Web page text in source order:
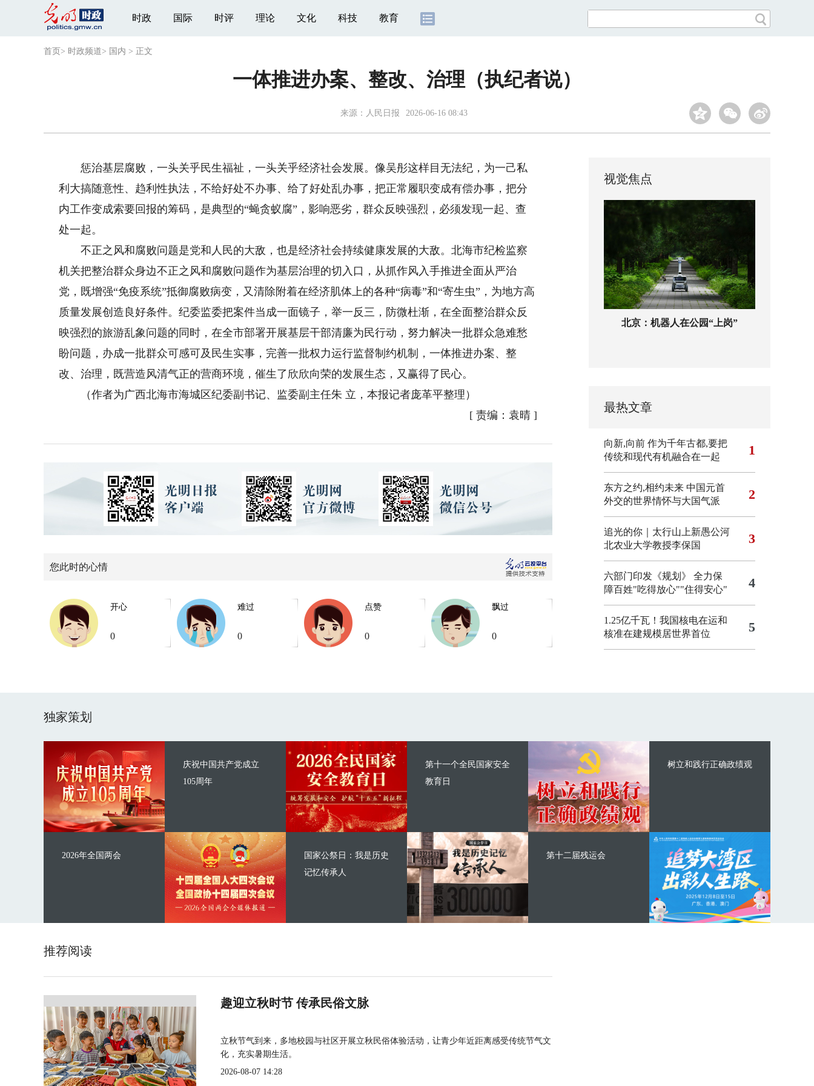
时政 国际 时评 理论 文化 科技 教育
首页 > 时政频道> 国内 > 正文
一体推进办案、整改、治理（执纪者说）
来源： 人民日报 2026-06-16 08:43
惩治基层腐败，一头关乎民生福祉，一头关乎经济社会发展。像吴彤这样目无法纪，为一己私
利大搞随意性、趋利性执法，不给好处不办事、给了好处乱办事，把正常履职变成有偿办事，把分
内工作变成索要回报的筹码，是典型的“蝇贪蚁腐”，影响恶劣，群众反映强烈，必须发现一起、查
处一起。
不正之风和腐败问题是党和人民的大敌，也是经济社会持续健康发展的大敌。北海市纪检监察
机关把整治群众身边不正之风和腐败问题作为基层治理的切入口，从抓作风入手推进全面从严治
党，既增强“免疫系统”抵御腐败病变，又清除附着在经济肌体上的各种“病毒”和“寄生虫”，为地方高
质量发展创造良好条件。纪委监委把案件当成一面镜子，举一反三，防微杜渐，在全面整治群众反
映强烈的旅游乱象问题的同时，在全市部署开展基层干部清廉为民行动，努力解决一批群众急难愁
盼问题，办成一批群众可感可及民生实事，完善一批权力运行监督制约机制，一体推进办案、整
改、治理，既营造风清气正的营商环境，催生了欣欣向荣的发展生态，又赢得了民心。
（作者为广西北海市海城区纪委副书记、监委副主任朱 立，本报记者庞革平整理）
[ 责编：袁晴 ]
您此时的心情
开心
0
难过
0
点赞
0
飘过
0
视觉焦点
北京：机器人在公园“上岗”
最热文章
向新,向前 作为千年古都,要把
传统和现代有机融合在一起
1
东方之约,相约未来 中国元首
外交的世界情怀与大国气派
2
追光的你｜太行山上新愚公河
北农业大学教授李保国
3
六部门印发《规划》 全力保
障百姓"吃得放心""住得安心"
4
1.25亿千瓦！我国核电在运和
核准在建规模居世界首位
5
独家策划
庆祝中国共产党成立
105周年
2026年全国两会
第十一个全民国家安全
教育日
国家公祭日：我是历史
记忆传承人
树立和践行正确政绩观
第十二届残运会
推荐阅读
趣迎立秋时节 传承民俗文脉
立秋节气到来，多地校园与社区开展立秋民俗体验活动，让青少年近距离感受传统节气文
化，充实暑期生活。
2026-08-07 14:28